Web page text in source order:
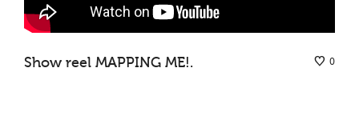
0
Show reel MAPPING ME!.